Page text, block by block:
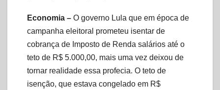
Economia – O governo Lula que em época de
campanha eleitoral prometeu isentar de
cobrança de Imposto de Renda salários até o
teto de R$ 5.000,00, mais uma vez deixou de
tornar realidade essa profecia. O teto de
isenção, que estava congelado em R$